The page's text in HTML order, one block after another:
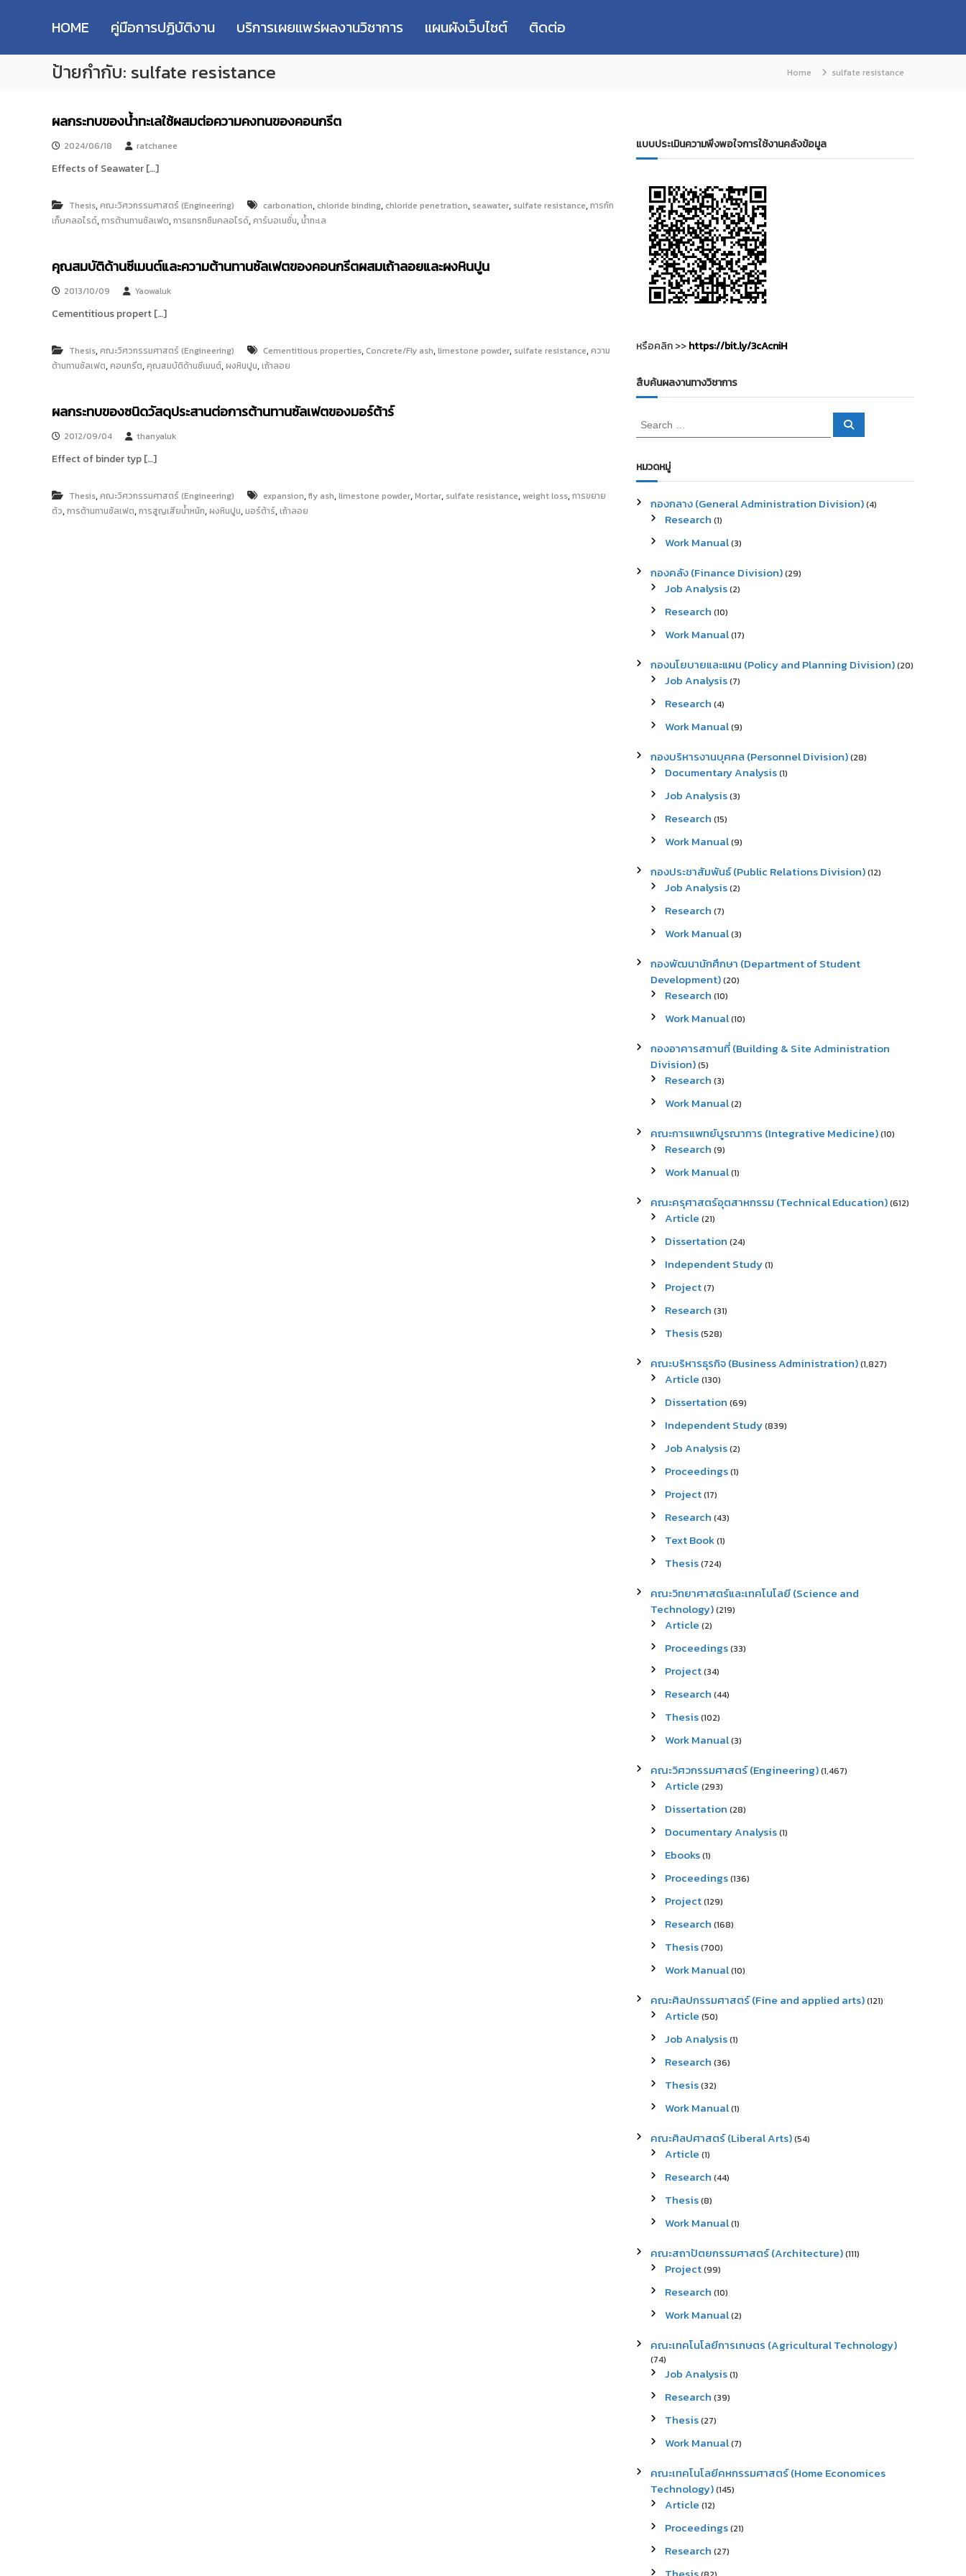
p
M
T
T
e
s
e
a
c
h
p
o
s
i
o
r
:
ค
ลั
ง
อ
มู
ห
วิ
ท
ย
ค
น
โ
ร
ช
ม
ล
ธั
รี
HOME คู่มือการปฏิบัติงาน บริการเผยแพร่ผลงานวิชาการ แผนผังเว็บไซต์ ติดต่อ
ป้ายกำกับ: sulfate resistance Home sulfate resistance
ผลกระทบของน้ำทะเลใช้ผสมต่อความคงทนของคอนกรีต
2024/06/18 ratchanee
Effects of Seawater […]
Thesis,คณะวิศวกรรมศาสตร์ (Engineering) carbonation, chloride binding, chloride penetration, seawater, sulfate resistance,การกัก
เก็บคลอไรด์,การต้านทานซัลเฟต,การแทรกซึมคลอไรด์,คาร์บอเนชั่น,น้ำทะเล
คุณสมบัติด้านซีเมนต์และความต้านทานซัลเฟตของคอนกรีตผสมเถ้าลอยและผงหินปูน
2013/10/09 Yaowaluk
Cementitious propert […]
Thesis,คณะวิศวกรรมศาสตร์ (Engineering) Cementitious properties, Concrete/Fly ash,limestone powder, sulfate resistance,ความ
ต้านทานซัลเฟต,คอนกรีต,คุณสมบัติด้านซีเมนต์,ผงหินปูน,เถ้าลอย
ผลกระทบของชนิดวัสดุประสานต่อการต้านทานซัลเฟตของมอร์ต้าร์
2012/09/04 thanyaluk
Effect of binder typ […]
Thesis,คณะวิศวกรรมศาสตร์ (Engineering) expansion,fly ash,limestone powder,Mortar, sulfate resistance,weight loss,การขยาย
ตัว,การต้านทานซัลเฟต,การสูญเสียน้ำหนัก,ผงหินปูน,มอร์ต้าร์,เถ้าลอย
แบบประเมินความพึงพอใจการใช้งานคลังข้อมูล
หรือคลิก >>https://bit.ly/3cAcniH
สืบค้นผลงานทางวิชาการ
S
e
r
c
f
S
หมวดหมู่
กองกลาง (General Administration Division)(4)
Research (1)
Work Manual(3)
กองคลัง (Finance Division)(29)
Job Analysis(2)
Research (10)
Work Manual(17)
กองนโยบายและแผน (Policy and Planning Division)(20)
Job Analysis(7)
Research (4)
Work Manual(9)
กองบริหารงานบุคคล (Personnel Division)(28)
Documentary Analysis(1)
Job Analysis(3)
Research (15)
Work Manual(9)
กองประชาสัมพันธ์ (Public Relations Division)(12)
Job Analysis(2)
Research (7)
Work Manual(3)
กองพัฒนานักศึกษา (Department of Student
Development)(20)
Research (10)
Work Manual(10)
กองอาคารสถานที่ (Building & Site Administration
Division)(5)
Research (3)
Work Manual(2)
คณะการแพทย์บูรณาการ (Integrative Medicine)(10)
Research (9)
Work Manual(1)
คณะครุศาสตร์อุตสาหกรรม (Technical Education)(612)
Article (21)
Dissertation (24)
Independent Study(1)
Project(7)
Research (31)
Thesis(528)
คณะบริหารธุรกิจ (Business Administration)(1,827)
Article (130)
Dissertation (69)
Independent Study(839)
Job Analysis(2)
Proceedings(1)
Project(17)
Research (43)
Text Book(1)
Thesis(724)
คณะวิทยาศาสตร์และเทคโนโลยี (Science and
Technology)(219)
Article (2)
Proceedings(33)
Project(34)
Research (44)
Thesis(102)
Work Manual(3)
คณะวิศวกรรมศาสตร์ (Engineering)(1,467)
Article (293)
Dissertation (28)
Documentary Analysis(1)
Ebooks(1)
Proceedings(136)
Project(129)
Research (168)
Thesis(700)
Work Manual(10)
คณะศิลปกรรมศาสตร์ (Fine and applied arts)(121)
Article (50)
Job Analysis(1)
Research (36)
Thesis(32)
Work Manual(1)
คณะศิลปศาสตร์ (Liberal Arts)(54)
Article (1)
Research (44)
Thesis(8)
Work Manual(1)
คณะสถาปัตยกรรมศาสตร์ (Architecture)(111)
Project(99)
Research (10)
Work Manual(2)
คณะเทคโนโลยีการเกษตร (Agricultural Technology)
(74)
Job Analysis(1)
Research (39)
Thesis(27)
Work Manual(7)
คณะเทคโนโลยีคหกรรมศาสตร์ (Home Economices
Technology)(145)
Article (12)
Proceedings(21)
Research (27)